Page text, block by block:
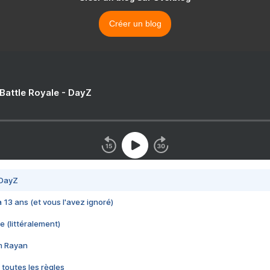
Créer un blog
Royale - DayZ
13 ans (et vous l'avez ignoré)
(littéralement)
Rayan
toutes les règles